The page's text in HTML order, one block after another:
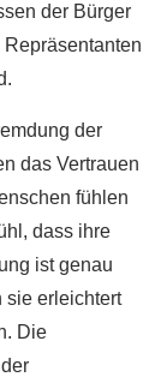
der Bürger
der
das Vertrauen
fühlen
dass ihre
ist genau
sie erleichtert
Die